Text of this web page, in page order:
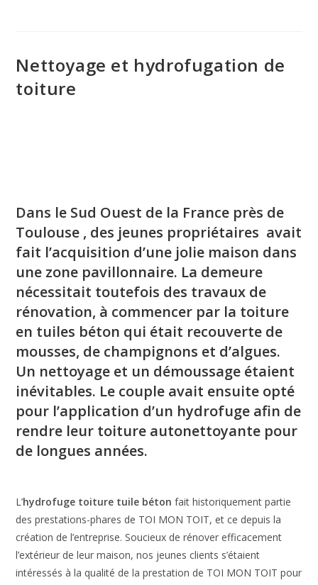
Nettoyage et hydrofugation de
toiture
Dans le Sud Ouest de la France près de
Toulouse , des jeunes propriétaires avait
fait l’acquisition d’une jolie maison dans
une zone pavillonnaire. La demeure
nécessitait toutefois des travaux de
rénovation, à commencer par la toiture
en tuiles béton qui était recouverte de
mousses, de champignons et d’algues.
Un nettoyage et un démoussage étaient
inévitables. Le couple avait ensuite opté
pour l’application d’un hydrofuge afin de
rendre leur toiture autonettoyante pour
de longues années.
L’hydrofuge toiture tuile béton fait historiquement partie
des prestations-phares de TOI MON TOIT, et ce depuis la
création de l’entreprise. Soucieux de rénover efficacement
l’extérieur de leur maison, nos jeunes clients s’étaient
intéressés à la qualité de la prestation de TOI MON TOIT pour